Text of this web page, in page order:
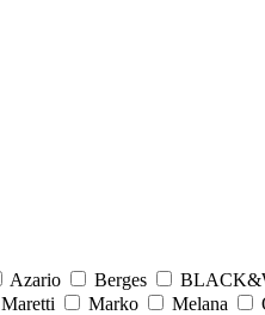
Azario Berges
Maretti Marko Melana